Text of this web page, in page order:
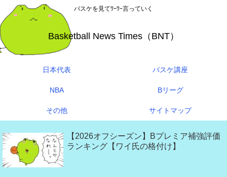
バスケを見てﾜｰﾜｰ言っていく
Basketball News Times（BNT）
日本代表 バスケ講座
NBA Bリーグ
その他 サイトマップ
【2026オフシーズン】Bプレミア補強評価
ランキング【ワイ氏の格付け】